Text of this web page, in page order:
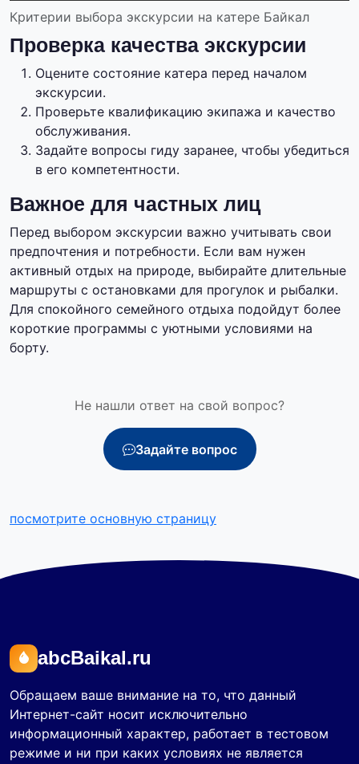
Критерии выбора экскурсии на катере Байкал
Проверка качества экскурсии
Оцените состояние катера перед началом
экскурсии.
Проверьте квалификацию экипажа и качество
обслуживания.
Задайте вопросы гиду заранее, чтобы убедиться
в его компетентности.
Важное для частных лиц
Перед выбором экскурсии важно учитывать свои
предпочтения и потребности. Если вам нужен
активный отдых на природе, выбирайте длительные
маршруты с остановками для прогулок и рыбалки.
Для спокойного семейного отдыха подойдут более
короткие программы с уютными условиями на
борту.
Не нашли ответ на свой вопрос?
Задайте вопрос
посмотрите основную страницу
abcBaikal.ru
Обращаем ваше внимание на то, что данный
Интернет-сайт носит исключительно
информационный характер, работает в тестовом
режиме и ни при каких условиях не является